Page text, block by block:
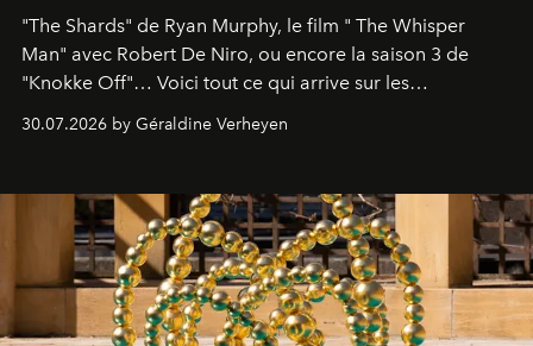
"The Shards" de Ryan Murphy, le film " The Whisper
Man" avec Robert De Niro, ou encore la saison 3 de
"Knokke Off"… Voici tout ce qui arrive sur les
plateformes de streaming en août 2026.
30.07.2026 by Géraldine Verheyen